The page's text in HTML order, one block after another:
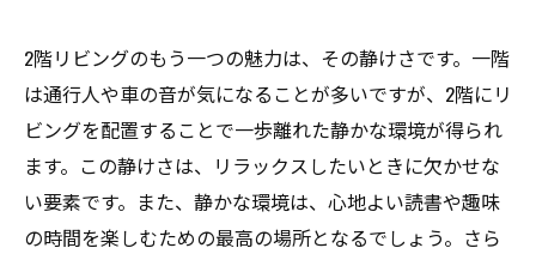
2階リビングのもう一つの魅力は、その静けさです。一階
は通行人や車の音が気になることが多いですが、2階にリ
ビングを配置することで一歩離れた静かな環境が得られ
ます。この静けさは、リラックスしたいときに欠かせな
い要素です。また、静かな環境は、心地よい読書や趣味
の時間を楽しむための最高の場所となるでしょう。さら